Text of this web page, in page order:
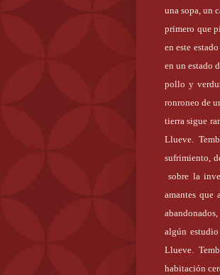
una sopa, un
primero que
en este
en un estado
pollo y
ronroneo de
tierra sigue
Llueve.
sufrimiento,
sobre la
amantes que
algún
Llueve.
habitación